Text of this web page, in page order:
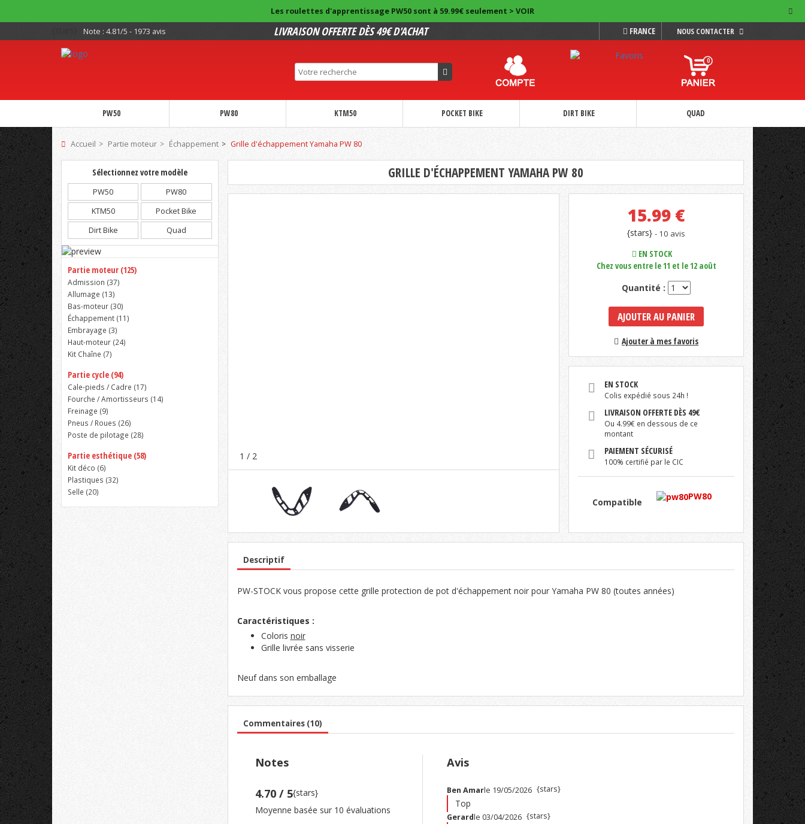
Les roulettes d'apprentissage PW50 sont à 59.99€ seulement > VOIR
Note : 4.81/5 - 1973 avis LIVRAISON OFFERTE DÈS 49€ D'ACHAT NOUS CONTACTER
FRANCE
0
PW50 PW80 KTM50 POCKET BIKE DIRT BIKE QUAD
Accueil Partie moteur Échappement Grille d'échappement Yamaha PW 80
Sélectionnez votre modèle
PW50
PW80
KTM50
Pocket Bike
Dirt Bike
Quad
Partie moteur (125)
Admission (37)
Allumage (13)
Bas-moteur (30)
Échappement (11)
Embrayage (3)
Haut-moteur (24)
Kit Chaîne (7)
Partie cycle (94)
Cale-pieds / Cadre (17)
Fourche / Amortisseurs (14)
Freinage (9)
Pneus / Roues (26)
Poste de pilotage (28)
Partie esthétique (58)
Kit déco (6)
Plastiques (32)
Selle (20)
GRILLE D'ÉCHAPPEMENT YAMAHA PW 80
1 / 2
15.99€
{stars} - 10 avis
EN STOCK
Chez vous entre le 11 et le 12 août
Quantité :
AJOUTER AU PANIER
Ajouter à mes favoris
EN STOCK
Colis expédié sous 24h !
LIVRAISON OFFERTE DÈS 49€
Ou 4.99€ en dessous de ce
montant
PAIEMENT SÉCURISÉ
100% certifié par le CIC
Compatible
PW80
Descriptif
PW-STOCK vous propose cette grille protection de pot d'échappement noir pour Yamaha PW 80 (toutes années)
Caractéristiques :
Coloris noir
Grille livrée sans visserie
Neuf dans son emballage
Commentaires (10)
Notes
4.70 / 5{stars}
Moyenne basée sur 10 évaluations
Avis
Ben Amarle 19/05/2026 {stars}
Top
Gerardle 03/04/2026 {stars}